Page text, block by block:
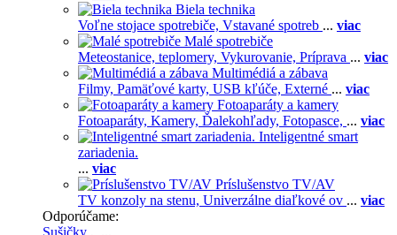
Biela technika
Voľne stojace spotrebiče, Vstavané spotreb ... viac
Malé spotrebiče
Meteostanice, teplomery, Vykurovanie, Príprava ... viac
Multimédiá a zábava
Filmy, Pamäťové karty, USB kľúče, Externé ... viac
Fotoaparáty a kamery
Fotoaparáty, Kamery, Ďalekohľady, Fotopasce, ... viac
Inteligentné smart
zariadenia.
... viac
Príslušenstvo TV/AV
TV konzoly na stenu, Univerzálne diaľkové ov ... viac
Odporúčame:
Sušičky , ...